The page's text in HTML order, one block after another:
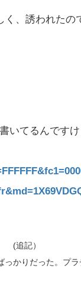
、誘われたの
いてるんです
(追記）
かりだった。プラ